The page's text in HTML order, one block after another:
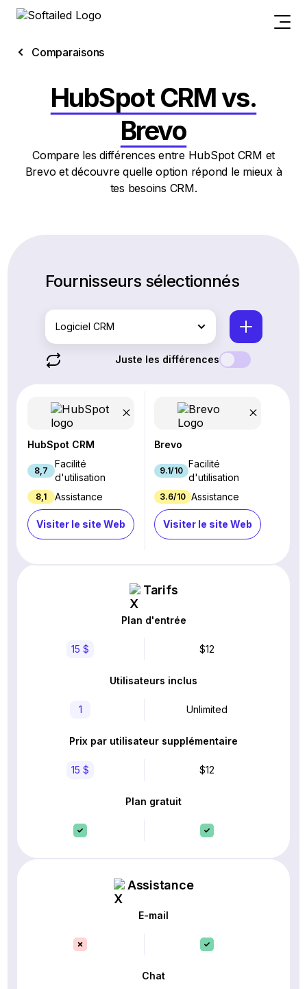
Comparaisons
HubSpot CRM vs.
Brevo
Compare les différences entre HubSpot CRM et
Brevo et découvre quelle option répond le mieux à
tes besoins CRM.
Fournisseurs sélectionnés
Logiciel CRM
Juste les différences
HubSpot CRM
8,7
Facilité
d'utilisation
8,1 Assistance
Visiter le site Web
Brevo
9.1/10
Facilité
d'utilisation
3.6/10 Assistance
Visiter le site Web
Tarifs
Plan d'entrée
15 $ $12
Utilisateurs inclus
1 Unlimited
Prix par utilisateur supplémentaire
15 $ $12
Plan gratuit
Assistance
E-mail
Chat